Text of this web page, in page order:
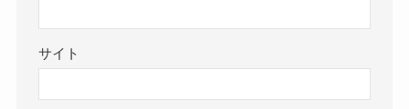
サイト